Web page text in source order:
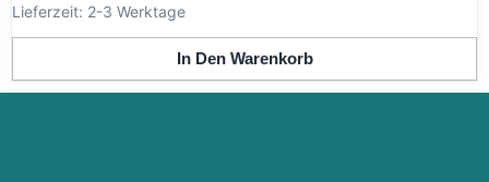
Lieferzeit: 2-3 Werktage
In Den Warenkorb